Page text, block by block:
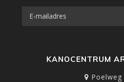
KANOCENTRUM
Poelweg